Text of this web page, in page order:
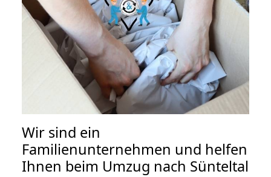
Wir sind ein
Familienunternehmen und helfen
Ihnen beim Umzug nach Sünteltal